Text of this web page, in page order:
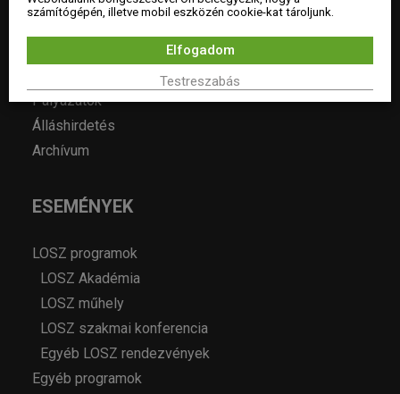
Év lakberendezője pályázatok
Pályázatok
Álláshirdetés
Archívum
ESEMÉNYEK
LOSZ programok
LOSZ Akadémia
LOSZ műhely
LOSZ szakmai konferencia
Egyéb LOSZ rendezvények
Egyéb programok
számítógépén, illetve mobil eszközén cookie-kat tároljunk.
Testreszabás
Elfogadom